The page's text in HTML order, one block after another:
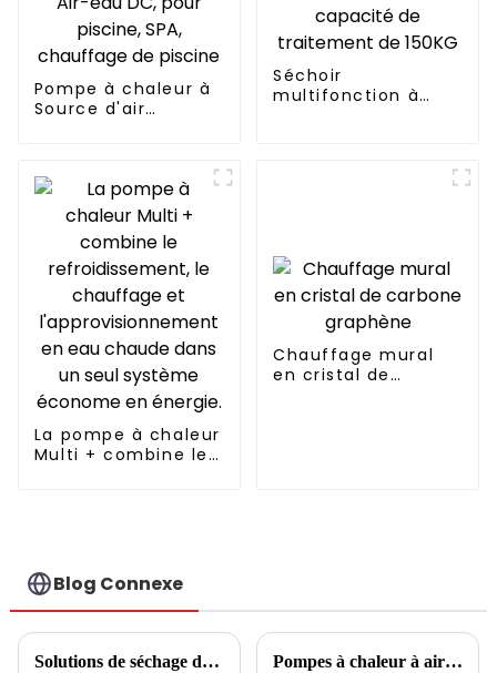
Pompe à chaleur à
Source d'air
SPA, chauffage de
piscine
Séchoir
multifonction à
La pompe à chaleur
Multi + combine le
système économe
en énergie.
Chauffage mural
en cristal de
Blog Connexe
Solutions de séchage de céréales et de fruits Pompes à chaleur à air : la tendance et le premier choix pour la culture et le chauffage des serres